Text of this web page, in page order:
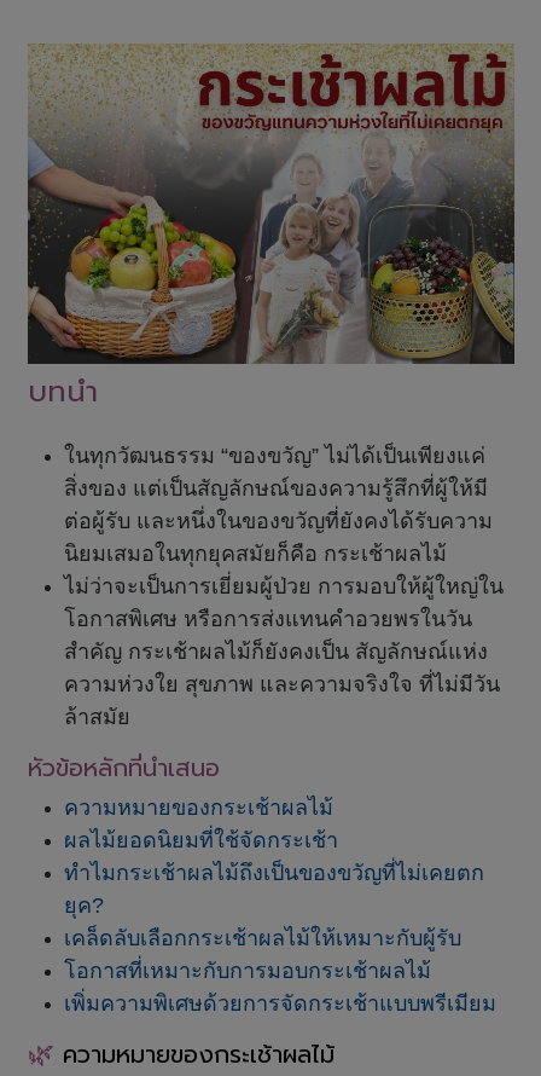
บทนำ
ในทุกวัฒนธรรม “ของขวัญ” ไม่ได้เป็นเพียงแค่
สิ่งของ แต่เป็นสัญลักษณ์ของความรู้สึกที่ผู้ให้มี
ต่อผู้รับ และหนึ่งในของขวัญที่ยังคงได้รับความ
นิยมเสมอในทุกยุคสมัยก็คือ กระเช้าผลไม้
ไม่ว่าจะเป็นการเยี่ยมผู้ป่วย การมอบให้ผู้ใหญ่ใน
โอกาสพิเศษ หรือการส่งแทนคำอวยพรในวัน
สำคัญ กระเช้าผลไม้ก็ยังคงเป็น สัญลักษณ์แห่ง
ความห่วงใย สุขภาพ และความจริงใจ ที่ไม่มีวัน
ล้าสมัย
หัวข้อหลักที่นำเสนอ
ความหมายของกระเช้าผลไม้
ผลไม้ยอดนิยมที่ใช้จัดกระเช้า
ทำไมกระเช้าผลไม้ถึงเป็นของขวัญที่ไม่เคยตก
ยุค?
เคล็ดลับเลือกกระเช้าผลไม้ให้เหมาะกับผู้รับ
โอกาสที่เหมาะกับการมอบกระเช้าผลไม้
เพิ่มความพิเศษด้วยการจัดกระเช้าแบบพรีเมียม
🌿 ความหมายของกระเช้าผลไม้